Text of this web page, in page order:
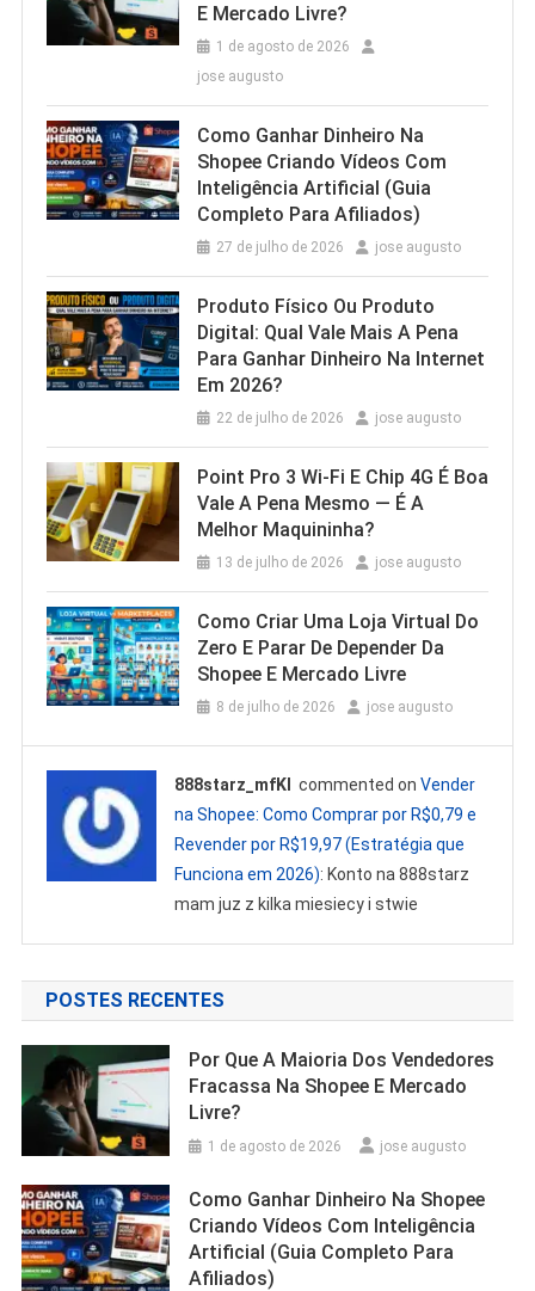
E Mercado Livre?
1 de agosto de 2026
jose augusto
Como Ganhar Dinheiro Na
Shopee Criando Vídeos Com
Inteligência Artificial (Guia
Completo Para Afiliados)
27 de julho de 2026 jose augusto
Produto Físico Ou Produto
Digital: Qual Vale Mais A Pena
Para Ganhar Dinheiro Na Internet
Em 2026?
22 de julho de 2026 jose augusto
Point Pro 3 Wi‑Fi E Chip 4G É Boa
Vale A Pena Mesmo — É A
Melhor Maquininha?
13 de julho de 2026 jose augusto
Como Criar Uma Loja Virtual Do
Zero E Parar De Depender Da
Shopee E Mercado Livre
8 de julho de 2026 jose augusto
888starz_mfKl commented onVender
na Shopee: Como Comprar por R$0,79 e
Revender por R$19,97 (Estratégia que
Funciona em 2026): Konto na 888starz
mam juz z kilka miesiecy i stwie
POSTES RECENTES
Por Que A Maioria Dos Vendedores
Fracassa Na Shopee E Mercado
Livre?
1 de agosto de 2026 jose augusto
Como Ganhar Dinheiro Na Shopee
Criando Vídeos Com Inteligência
Artificial (Guia Completo Para
Afiliados)